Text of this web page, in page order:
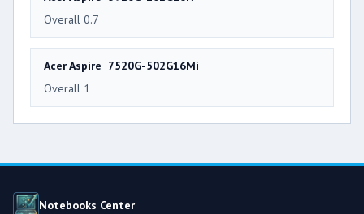
Overall 0.7
Acer Aspire 7520G-502G16Mi
Overall 1
Notebooks Center